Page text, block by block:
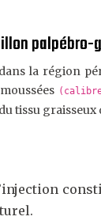
palpébro-
la région
tissu